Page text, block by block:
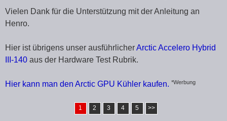
Vielen Dank für die Unterstützung mit der Anleitung an
Henro.
Hier ist übrigens unser ausführlicherArctic Accelero Hybrid
III-140 aus der Hardware Test Rubrik.
Hier kann man den Arctic GPU Kühler kaufen. *Werbung
1 2 3 4 5 >>